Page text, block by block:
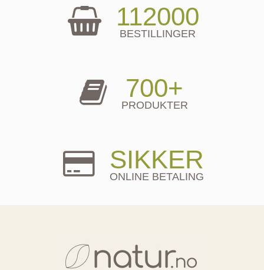
112000
BESTILLINGER
700+
PRODUKTER
SIKKER
ONLINE BETALING